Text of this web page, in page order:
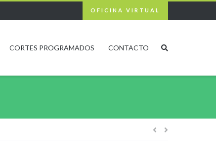
OFICINA VIRTUAL
CORTES PROGRAMADOS CONTACTO